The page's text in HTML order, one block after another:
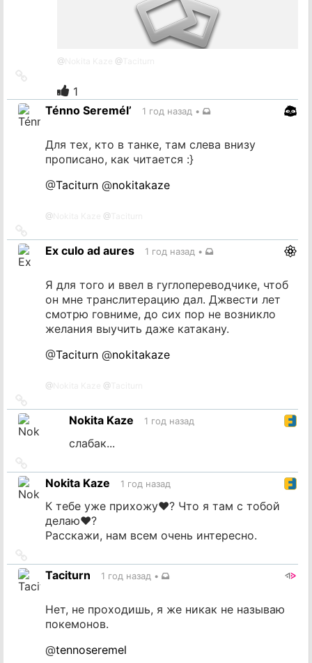
@ @
источник
1
Ténno Seremél’
1 год назад •
Для тех, кто в танке, там слева внизу
прописано, как читается :}
@Taciturn @nokitakaze
@ @
на
источник
Ex culo ad aures 1 год назад •
Я для того и ввел в гуглопереводчике, чтоб
он мне транслитерацию дал. Джвести лет
смотрю говниме, до сих пор не возникло
желания выучить даже катакану.
@Taciturn @nokitakaze
@ @
на
источникNokita Kaze 1 год назад
слабак...
на
источник
Nokita Kaze 1 год назад
К тебе уже прихожу♥? Что я там с тобой
делаю♥?
Расскажи, нам всем очень интересно.
на
источник
Taciturn 1 год назад •
Нет, не проходишь, я же никак не называю
покемонов.
@tennoseremel